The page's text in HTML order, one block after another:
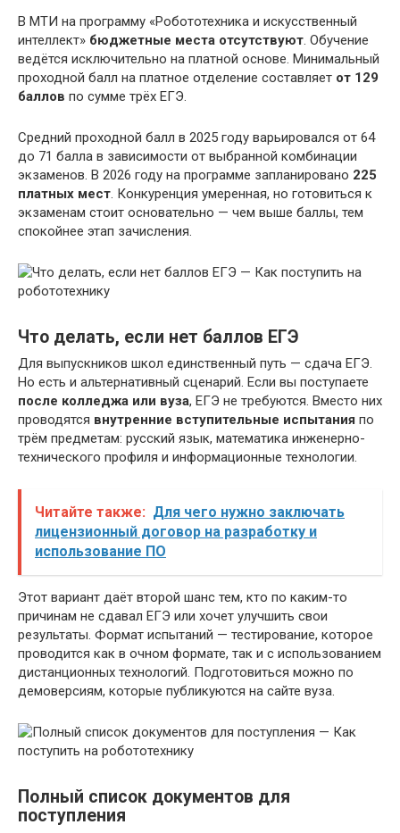
В МТИ на программу «Робототехника и искусственный
интеллект» бюджетные места отсутствуют. Обучение
ведётся исключительно на платной основе. Минимальный
проходной балл на платное отделение составляет от 129
баллов по сумме трёх ЕГЭ.
Средний проходной балл в 2025 году варьировался от 64
до 71 балла в зависимости от выбранной комбинации
экзаменов. В 2026 году на программе запланировано 225
платных мест. Конкуренция умеренная, но готовиться к
экзаменам стоит основательно — чем выше баллы, тем
спокойнее этап зачисления.
Что делать, если нет баллов ЕГЭ
Для выпускников школ единственный путь — сдача ЕГЭ.
Но есть и альтернативный сценарий. Если вы поступаете
после колледжа или вуза, ЕГЭ не требуются. Вместо них
проводятся внутренние вступительные испытания по
трём предметам: русский язык, математика инженерно-
технического профиля и информационные технологии.
Читайте также: Для чего нужно заключать
лицензионный договор на разработку и
использование ПО
Этот вариант даёт второй шанс тем, кто по каким-то
причинам не сдавал ЕГЭ или хочет улучшить свои
результаты. Формат испытаний — тестирование, которое
проводится как в очном формате, так и с использованием
дистанционных технологий. Подготовиться можно по
демоверсиям, которые публикуются на сайте вуза.
Полный список документов для
поступления